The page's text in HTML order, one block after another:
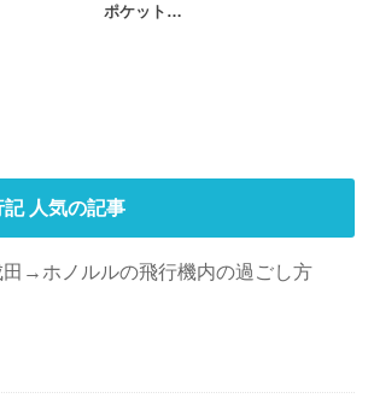
ポケット…
人気の記事
田→ホノルルの飛行機内の過ごし方